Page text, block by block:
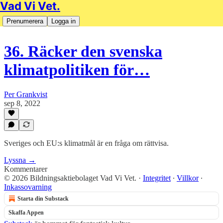
Vad Vi Vet.
Prenumerera Logga in
36. Räcker den svenska
klimatpolitiken för…
Per Grankvist
sep 8, 2022
Sveriges och EU:s klimatmål är en fråga om rättvisa.
Lyssna →
Kommentarer
© 2026 Bildningsaktiebolaget Vad Vi Vet. · Integritet ∙ Villkor∙
Inkassovarning
Starta din Substack
Skaffa Appen